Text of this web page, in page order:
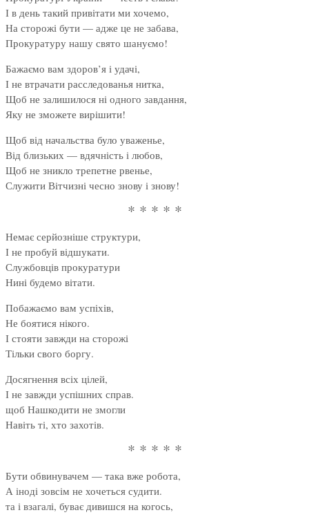
І в день такий привітати ми хочемо,
На сторожі бути — адже це не забава,
Прокуратуру нашу свято шануємо!
Бажаємо вам здоров’я і удачі,
І не втрачати расследованья нитка,
Щоб не залишилося ні одного завдання,
Яку не зможете вирішити!
Щоб від начальства було уваженье,
Від близьких — вдячність і любов,
Щоб не зникло трепетне рвенье,
Служити Вітчизні чесно знову і знову!
* * * * *
Немає серйозніше структури,
І не пробуй відшукати.
Службовців прокуратури
Нині будемо вітати.
Побажаємо вам успіхів,
Не боятися нікого.
І стояти завжди на сторожі
Тільки свого боргу.
Досягнення всіх цілей,
І не завжди успішних справ.
щоб Нашкодити не змогли
Навіть ті, хто захотів.
* * * * *
Бути обвинувачем — така вже робота,
А іноді зовсім не хочеться судити.
та і взагалі, буває дивишся на когось,